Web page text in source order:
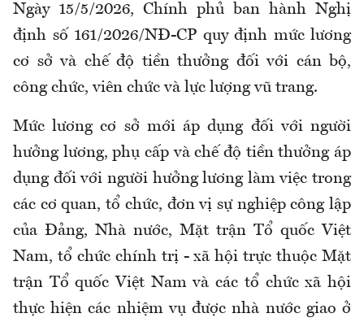
Ngày 15/5/2026, Chính phủ ban hành Nghị
định số 161/2026/NĐ-CP quy định mức lương
cơ sở và chế độ tiền thưởng đối với cán bộ,
công chức, viên chức và lực lượng vũ trang.
Mức lương cơ sở mớiáp dụng đối với người
hưởng lương, phụ cấp và chế độ tiền thưởng áp
dụng đối với người hưởng lương làm việc trong
các cơ quan, tổ chức, đơn vị sự nghiệp công lập
của Đảng, Nhà nước, Mặt trận Tổ quốc Việt
Nam, tổ chức chính trị - xã hội trực thuộc Mặt
trận Tổ quốc Việt Nam và các tổ chức xã hội
thực hiện các nhiệm vụ được nhà nước giao ở